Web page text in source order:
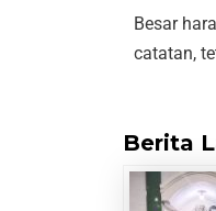
Besar
catatan,
Berita